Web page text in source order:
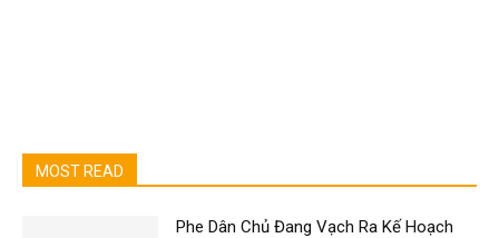
MOST READ
Phe Dân Chủ Đang Vạch Ra Kế Hoạch